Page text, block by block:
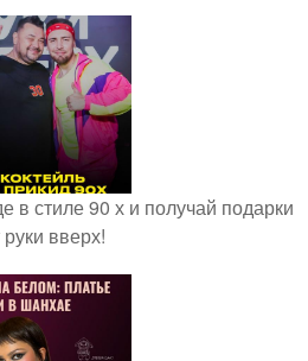
в стиле 90 х и получай подарки
руки вверх!